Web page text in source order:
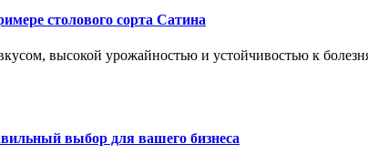
столового сорта Сатина
высокой урожайностью и устойчивостью к
выбор для вашего бизнеса